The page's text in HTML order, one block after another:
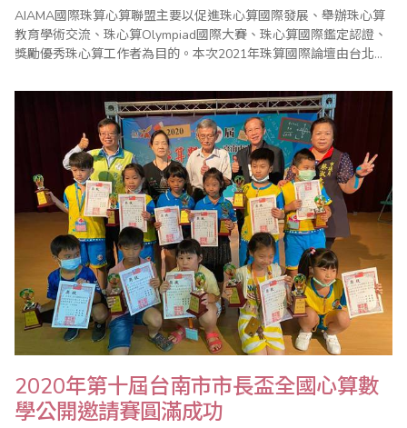
AIAMA國際珠算心算聯盟主要以促進珠心算國際發展、舉辦珠心算
教育學術交流、珠心算Olympiad國際大賽、珠心算國際鑑定認證、
獎勵優秀珠心算工作者為目的。本次2021年珠算國際論壇由台北市
盛大舉行，由於疫情(COVID-19)因素，採YouTube線上直播。 本年
度珠算高階學術論壇由台灣主辦，有來自新加坡、印度尼西亞、美
2020年第十屆台南市市長盃全國心算數
學公開邀請賽圓滿成功